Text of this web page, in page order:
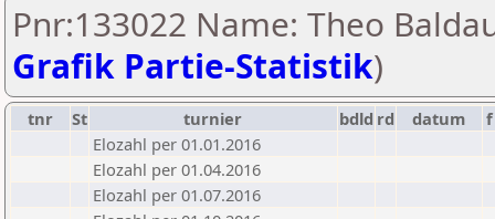
Pnr:133022 Name: Theo
Grafik Partie-Statistik)
tnr St turnier bdld rd datum
f
Elozahl per 01.01.2016
Elozahl per 01.04.2016
Elozahl per 01.07.2016